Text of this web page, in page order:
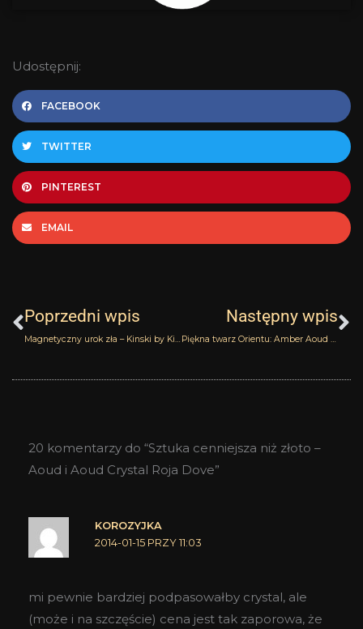
Udostępnij:
FACEBOOK
TWITTER
PINTEREST
EMAIL
Poprzedni wpis
Magnetyczny urok zła – Kinski by Kinski
Następny wpis
Piękna twarz Orientu: Amber Aoud Roja Dove Parfums
20 komentarzy do “Sztuka cenniejsza niż złoto –
Aoud i Aoud Crystal Roja Dove”
KOROZYJKA
2014-01-15 PRZY 11:03
mi pewnie bardziej podpasowałby crystal, ale
(może i na szczęście) cena jest tak zaporowa, że